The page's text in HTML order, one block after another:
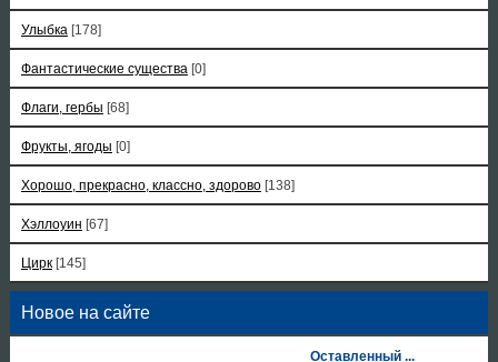
Улыбка [178]
Фантастические существа [0]
Флаги, гербы [68]
Фрукты, ягоды [0]
Хорошо, прекрасно, классно, здорово [138]
Хэллоуин [67]
Цирк [145]
Новое на сайте
Оставленный ...